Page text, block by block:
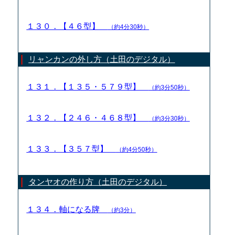
１３０．【４６型】 （約4分30秒）
リャンカンの外し方（土田のデジタル）
１３１．【１３５・５７９型】 （約3分50秒）
１３２．【２４６・４６８型】 （約3分30秒）
１３３．【３５７型】 （約4分50秒）
タンヤオの作り方（土田のデジタル）
１３４．軸になる牌 （約3分）